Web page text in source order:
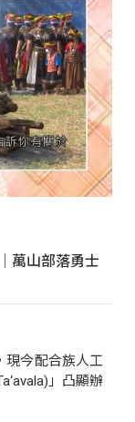
萬山部落勇士
現今配合族人工
」凸顯辦